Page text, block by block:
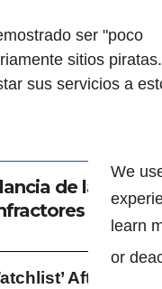
We
learn
or
ser "poco
sitios piratas.
sus servicios a
de la
After Failing